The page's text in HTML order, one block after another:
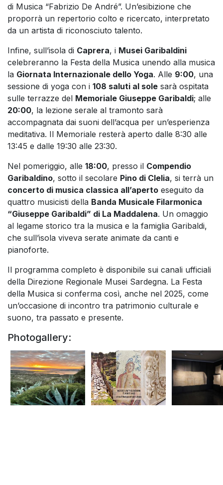
di Musica “Fabrizio De André”. Un’esibizione che
proporrà un repertorio colto e ricercato, interpretato
da un artista di riconosciuto talento.
Infine, sull’isola di Caprera, i Musei Garibaldini
celebreranno la Festa della Musica unendo alla musica
la Giornata Internazionale dello Yoga. Alle 9:00, una
sessione di yoga con i 108 saluti al sole sarà ospitata
sulle terrazze del Memoriale Giuseppe Garibaldi; alle
20:00, la lezione serale al tramonto sarà
accompagnata dai suoni dell’acqua per un’esperienza
meditativa. Il Memoriale resterà aperto dalle 8:30 alle
13:45 e dalle 19:30 alle 23:30.
Nel pomeriggio, alle 18:00, presso il Compendio
Garibaldino, sotto il secolare Pino di Clelia, si terrà un
concerto di musica classica all’aperto eseguito da
quattro musicisti della Banda Musicale Filarmonica
“Giuseppe Garibaldi” di La Maddalena. Un omaggio
al legame storico tra la musica e la famiglia Garibaldi,
che sull’isola viveva serate animate da canti e
pianoforte.
Il programma completo è disponibile sui canali ufficiali
della Direzione Regionale Musei Sardegna. La Festa
della Musica si conferma così, anche nel 2025, come
un’occasione di incontro tra patrimonio culturale e
suono, tra passato e presente.
Photogallery: